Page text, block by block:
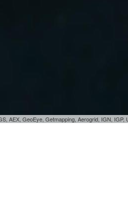
AEX, GeoEye, Getmapping, Aerogrid, IGN, IGP,